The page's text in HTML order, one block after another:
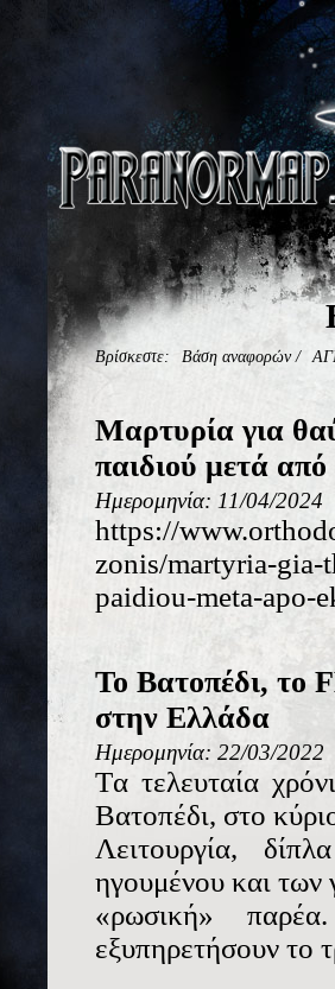
Βρίσκεστε: Βάση αναφορών/
Μαρτυρία για
παιδιού μετά
Ημερομηνία: 11/04/2024
https://
zonis/martyria-gia-
paidiou-meta-apo-
Το Bατοπέδι, το
στην Ελλάδα
Ημερομηνία: 22/03/2022
Tα τελευταία
Βατοπέδι, στο
Λειτουργία,
ηγουμένου και των
«ρωσική»
εξυπηρετήσουν το